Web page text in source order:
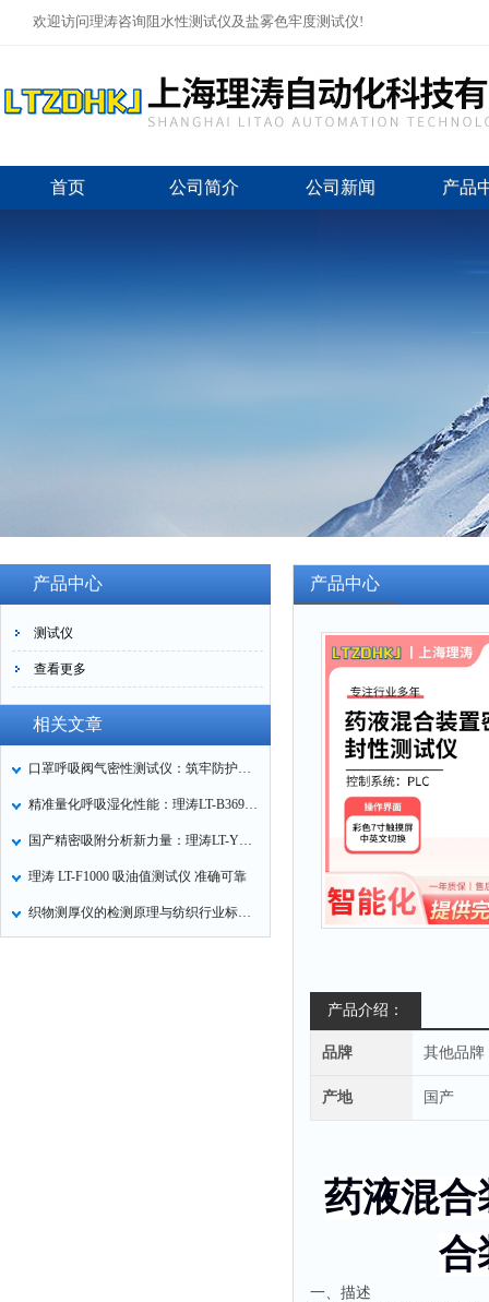
欢迎访问理涛咨询阻水性测试仪及盐雾色牢度测试仪!
首页 公司简介 公司新闻 产品
产品中心
测试仪
查看更多
相关文章
口罩呼吸阀气密性测试仪：筑牢防护口罩的质量关卡
精准量化呼吸湿化性能：理涛LT-B369湿化器数据采集装置技术解析
国产精密吸附分析新力量：理涛LT-Y019A全自动高压吸附仪的性能与应用解析
理涛 LT-F1000 吸油值测试仪 准确可靠
织物测厚仪的检测原理与纺织行业标准化应用
产品中心
产品介绍：
品牌 其他品牌
产地 国产
药液混合
合
一、 描述